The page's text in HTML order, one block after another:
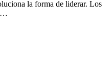
la forma de liderar. Los